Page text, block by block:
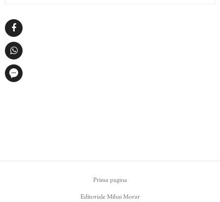
Prima pagina
Editoriale Mihai Morar